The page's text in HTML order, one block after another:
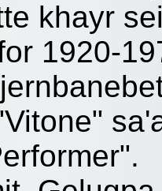
khayr
1920-